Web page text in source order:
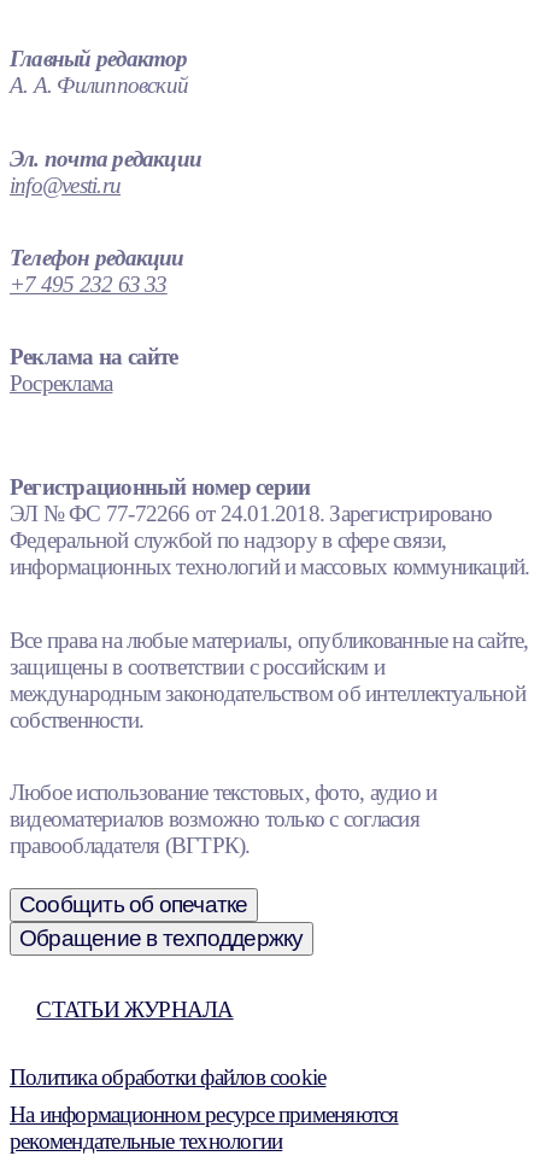
Главный редактор
А. А. Филипповский
Эл. почта редакции
info@vesti.ru
Телефон редакции
+7 495 232 63 33
Реклама на сайте
Росреклама
Регистрационный номер серии
ЭЛ № ФС 77-72266 от 24.01.2018. Зарегистрировано
Федеральной службой по надзору в сфере связи,
информационных технологий и массовых коммуникаций.
Все права на любые материалы, опубликованные на сайте,
защищены в соответствии с российским и
международным законодательством об интеллектуальной
собственности.
Любое использование текстовых, фото, аудио и
видеоматериалов возможно только с согласия
правообладателя (ВГТРК).
Сообщить об опечатке
Обращение в техподдержку
СТАТЬИ ЖУРНАЛА
Политика обработки файлов cookie
На информационном ресурсе применяются
рекомендательные технологии